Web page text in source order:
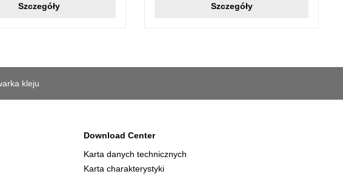
Szczegóły Szczegóły
kleju
Download Center
Karta danych technicznych
Karta charakterystyki